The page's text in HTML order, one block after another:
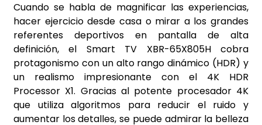
Cuando se habla de magnificar las experiencias,
hacer ejercicio desde casa o mirar a los grandes
referentes deportivos en pantalla de alta
definición, el Smart TV XBR-65X805H cobra
protagonismo con un alto rango dinámico (HDR) y
un realismo impresionante con el 4K HDR
Processor X1. Gracias al potente procesador 4K
que utiliza algoritmos para reducir el ruido y
aumentar los detalles, se puede admirar la belleza